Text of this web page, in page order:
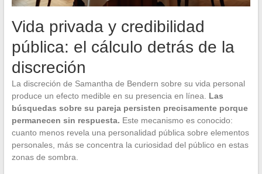
Vida privada y credibilidad
pública: el cálculo detrás de la
discreción
La discreción de Samantha de Bendern sobre su vida personal
produce un efecto medible en su presencia en línea. Las
búsquedas sobre su pareja persisten precisamente porque
permanecen sin respuesta. Este mecanismo es conocido:
cuanto menos revela una personalidad pública sobre elementos
personales, más se concentra la curiosidad del público en estas
zonas de sombra.